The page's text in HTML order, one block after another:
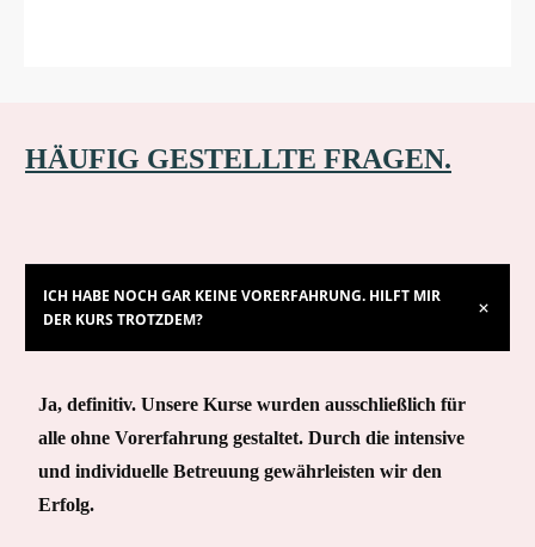
HÄUFIG GESTELLTE FRAGEN.
ICH HABE NOCH GAR KEINE VORERFAHRUNG. HILFT MIR
DER KURS TROTZDEM?
Ja, definitiv. Unsere Kurse wurden ausschließlich für
alle ohne Vorerfahrung gestaltet. Durch die intensive
und individuelle Betreuung gewährleisten wir den
Erfolg.